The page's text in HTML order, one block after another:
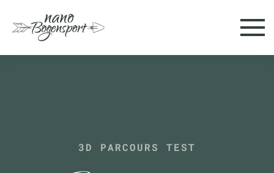
Skip to main content
3D PARCOURS TEST